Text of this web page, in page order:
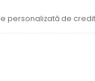
personalizată de